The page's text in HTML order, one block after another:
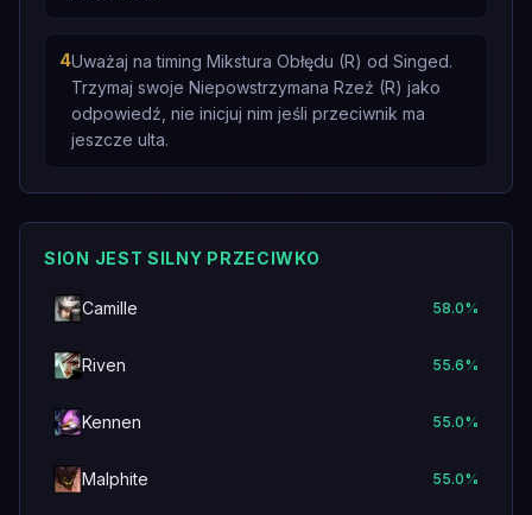
4Uważaj na timing Mikstura Obłędu (R) od Singed.
Trzymaj swoje Niepowstrzymana Rzeź (R) jako
odpowiedź, nie inicjuj nim jeśli przeciwnik ma
jeszcze ulta.
SION JEST SILNY PRZECIWKO
Camille 58.0%
Riven 55.6%
Kennen 55.0%
Malphite 55.0%